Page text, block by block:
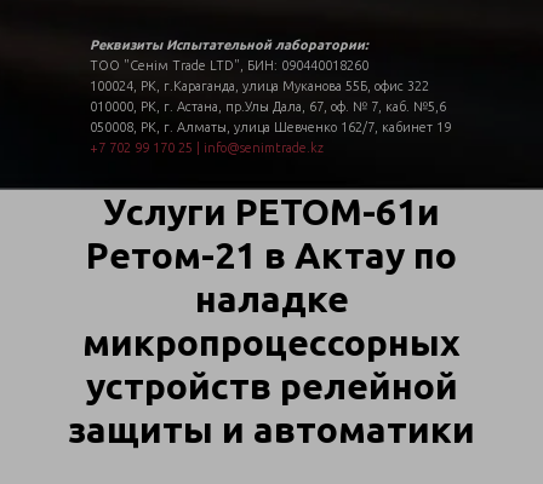
Реквизиты Испытательной лаборатории:
ТОО "Сенім Trade LTD", БИН: 090440018260
100024, РК, г.Караганда, улица Муканова 55Б, офис 322
010000, РК, г. Астана, пр.Улы Дала, 67, оф. № 7, каб. №5,6
050008, РК, г. Алматы, улица Шевченко 162/7, кабинет 19
+7 702 99 170 25
info@senimtrade.kz
Услуги РЕТОМ-61и
Ретом-21 в Актау по
наладке
микропроцессорных
устройств релейной
защиты и автоматики